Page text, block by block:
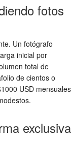
fotos
Un fotógrafo
inicial por
total de
de cientos o
USD mensuales
exclusiva